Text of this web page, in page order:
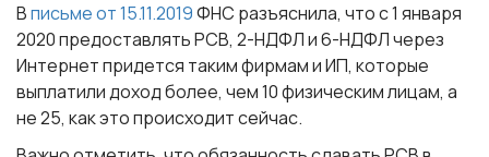
Вписьме от 15.11.2019ФНС разъяснила, чтос 1 января
2020предоставлять РСВ, 2-НДФЛ и 6-НДФЛ через
Интернет придется таким фирмам и ИП, которые
выплатили доходболее, чем 10 физическим лицам, а
не 25, как это происходит сейчас.